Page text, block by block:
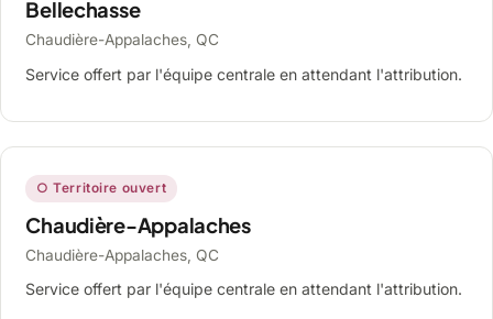
Bellechasse
Chaudière-Appalaches, QC
Service offert par l'équipe centrale en attendant l'attribution.
○ Territoire ouvert
Chaudière-Appalaches
Chaudière-Appalaches, QC
Service offert par l'équipe centrale en attendant l'attribution.